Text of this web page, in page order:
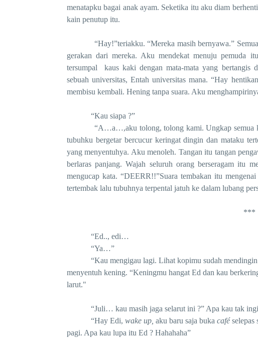
menatapku bagai anak ayam. Seketika itu aku diam
kain penutup itu.
“Hay!”teriakku. “Mereka masih bernyawa.” Semua
gerakan dari mereka. Aku mendekat menuju pemuda
tersumpal kaus kaki dengan mata-mata yang bertangis
sebuah universitas, Entah universitas mana. “Hay
membisu kembali. Hening tanpa suara. Aku
“Kau siapa ?”
“A…a…,aku tolong, tolong kami. Ungkap semua
tubuhku bergetar bercucur keringat dingin dan mataku
yang menyentuhya. Aku menoleh. Tangan itu tangan
berlaras panjang. Wajah seluruh orang berseragam itu
mengucap kata. “DEERR!!”Suara tembakan itu
tertembak lalu tubuhnya terpental jatuh ke dalam lubang
***
“Ed.., edi…
“Ya…”
“Kau mengigau lagi. Lihat kopimu sudah mendingin
menyentuh kening. “Keningmu hangat Ed dan kau
larut."
“Juli… kau masih jaga selarut ini ?” Apa kau tak
“Hay Edi, wake up, aku baru saja buka caféselepas
pagi. Apa kau lupa itu Ed ? Hahahaha”